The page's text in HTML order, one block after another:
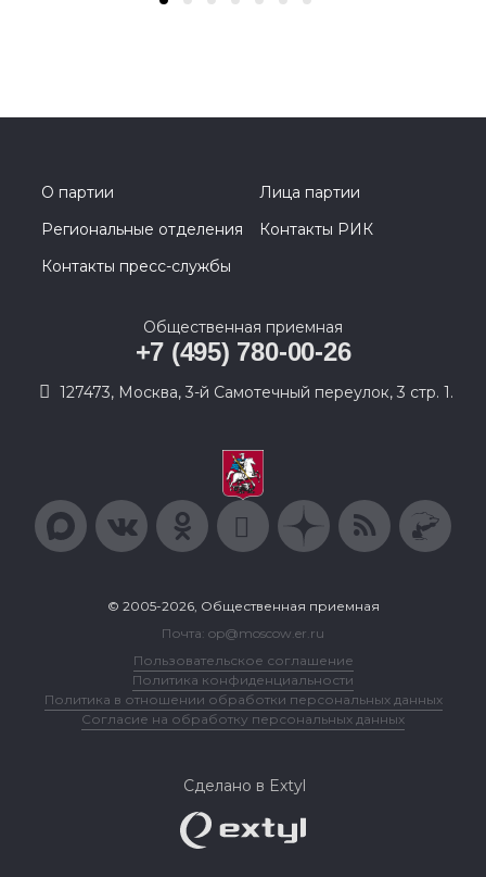
О партии
Лица партии
Региональные отделения
Контакты РИК
Контакты пресс-службы
Общественная приемная
+7 (495) 780-00-26
127473, Москва, 3-й Самотечный переулок, 3 стр. 1.
© 2005-2026, Общественная приемная
Почта: op@moscow.er.ru
Пользовательское соглашение
Политика конфиденциальности
Политика в отношении обработки персональных данных
Согласие на обработку персональных данных
Сделано в Extyl